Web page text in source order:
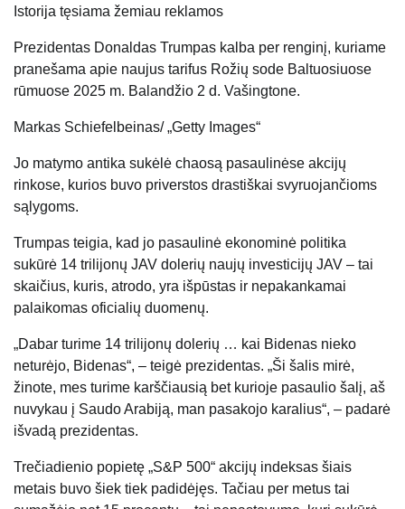
Istorija tęsiama žemiau reklamos
Prezidentas Donaldas Trumpas kalba per renginį, kuriame
pranešama apie naujus tarifus Rožių sode Baltuosiuose
rūmuose 2025 m. Balandžio 2 d. Vašingtone.
Markas Schiefelbeinas/ „Getty Images“
Jo matymo antika sukėlė chaosą pasaulinėse akcijų
rinkose, kurios buvo priverstos drastiškai svyruojančioms
sąlygoms.
Trumpas teigia, kad jo pasaulinė ekonominė politika
sukūrė 14 trilijonų JAV dolerių naujų investicijų JAV – tai
skaičius, kuris, atrodo, yra išpūstas ir nepakankamai
palaikomas oficialių duomenų.
„Dabar turime 14 trilijonų dolerių … kai Bidenas nieko
neturėjo, Bidenas“, – teigė prezidentas. „Ši šalis mirė,
žinote, mes turime karščiausią bet kurioje pasaulio šalį, aš
nuvykau į Saudo Arabiją, man pasakojo karalius“, – padarė
išvadą prezidentas.
Trečiadienio popietę „S&P 500“ akcijų indeksas šiais
metais buvo šiek tiek padidėjęs. Tačiau per metus tai